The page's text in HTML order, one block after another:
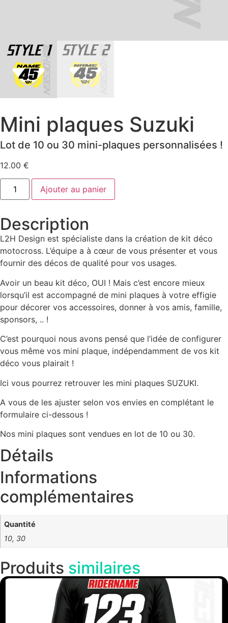
Mini plaques Suzuki
Lot de 10 ou 30 mini-plaques personnalisées !
12.00 €
Ajouter au panier
Description
L2H Design est spécialiste dans la création de kit déco
motocross. L’équipe a à cœur de vous présenter et vous
fournir des décos de qualité pour vos usages.
Avoir un beau kit déco, OUI ! Mais c’est encore mieux
lorsqu’il est accompagné de mini plaques à votre effigie
pour décorer vos accessoires, donner à vos amis, famille,
sponsors, .. !
C’est pourquoi nous avons pensé que l’idée de configurer
vous même vos mini plaque, indépendamment de vos kit
déco vous plairait !
Ici vous pourrez retrouver les mini plaques SUZUKI.
A vous de les ajuster selon vos envies en complétant le
formulaire ci-dessous !
Nos mini plaques sont vendues en lot de 10 ou 30.
Détails
Informations
complémentaires
Quantité
10, 30
Produits similaires